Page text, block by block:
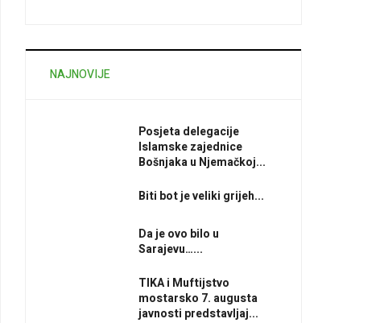
NAJNOVIJE
Posjeta delegacije
Islamske zajednice
Bošnjaka u Njemačkoj...
Biti bot je veliki grijeh...
Da je ovo bilo u
Sarajevu…...
TIKA i Muftijstvo
mostarsko 7. augusta
javnosti predstavljaj...